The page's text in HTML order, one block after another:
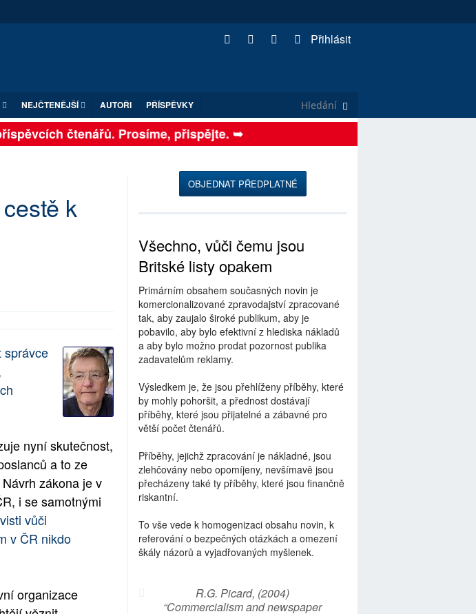
Přihlásit
NEJČTENĚJŠÍ AUTOŘI PŘÍSPĚVKY
čtenářů. Prosíme, přispějte. ➥
k
správce
nyní skutečnost,
a to ze
zákona je v
i se samotnými
vůči
v ČR nikdo
organizace
OBJEDNAT PŘEDPLATNÉ
Všechno, vůči čemu jsou
Britské listy opakem
Primárním obsahem současných novin je
komercionalizované zpravodajství zpracované
tak, aby zaujalo široké publikum, aby je
pobavilo, aby bylo efektivní z hlediska nákladů
a aby bylo možno prodat pozornost publika
zadavatelům reklamy.
Výsledkem je, že jsou přehlíženy příběhy, které
by mohly pohoršit, a přednost dostávají
příběhy, které jsou přijatelné a zábavné pro
větší počet čtenářů.
Příběhy, jejichž zpracování je nákladné, jsou
zlehčovány nebo opomíjeny, nevšímavě jsou
přecházeny také ty příběhy, které jsou finančně
riskantní.
To vše vede k homogenizaci obsahu novin, k
referování o bezpečných otázkách a omezení
škály názorů a vyjadřovaných myšlenek.
R.G. Picard, (2004)
“Commercialism and newspaper